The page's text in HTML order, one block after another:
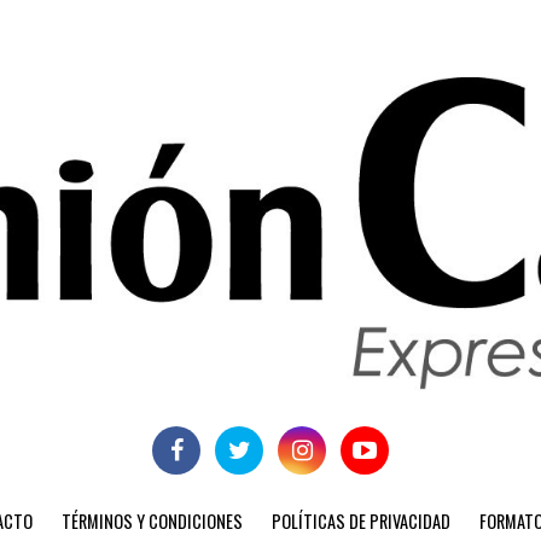
TÉRMINOS Y CONDICIONES POLÍTICAS DE PRIVACIDAD